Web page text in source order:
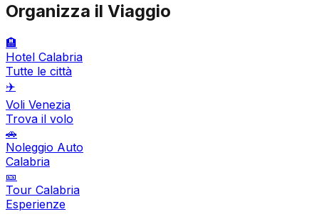
Organizza il Viaggio
🏨
Hotel Calabria
Tutte le città
✈️
Voli Venezia
Trova il volo
🚗
Noleggio Auto
Calabria
🎫
Tour Calabria
Esperienze